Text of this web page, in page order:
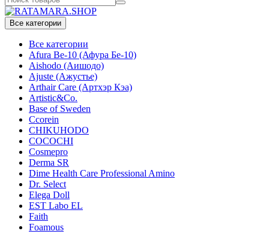
Все категории
Все категории
Afura Be-10 (Афура Бе-10)
Aishodo (Аишодо)
Ajuste (Ажустье)
Arthair Care (Артхэр Кэа)
Artistic&Co.
Base of Sweden
Ccorein
CHIKUHODO
COCOCHI
Cosmepro
Derma SR
Dime Health Care Professional Amino
Dr. Select
Elega Doll
EST Labo EL
Faith
Foamous